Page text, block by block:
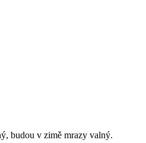
budou v zimě mrazy valný.